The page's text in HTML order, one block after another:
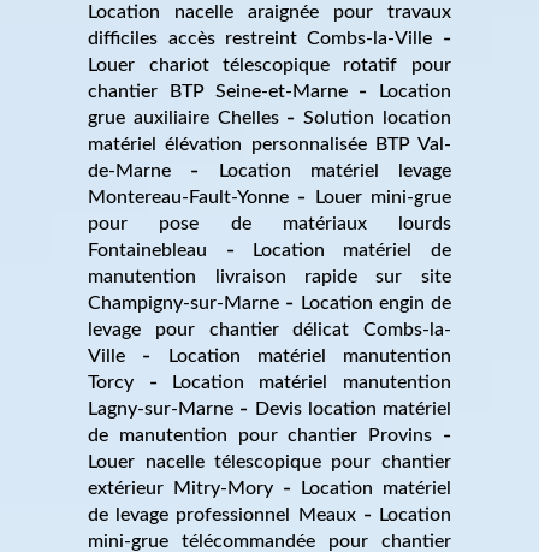
Location nacelle araignée pour travaux
difficiles accès restreint Combs-la-Ville
Louer chariot télescopique rotatif pour
chantier BTP Seine-et-Marne
Location
grue auxiliaire Chelles
Solution location
matériel élévation personnalisée BTP Val-
de-Marne
Location matériel levage
Montereau-Fault-Yonne
Louer mini-grue
pour pose de matériaux lourds
Fontainebleau
Location matériel de
manutention livraison rapide sur site
Champigny-sur-Marne
Location engin de
levage pour chantier délicat Combs-la-
Ville
Location matériel manutention
Torcy
Location matériel manutention
Lagny-sur-Marne
Devis location matériel
de manutention pour chantier Provins
Louer nacelle télescopique pour chantier
extérieur Mitry-Mory
Location matériel
de levage professionnel Meaux
Location
mini-grue télécommandée pour chantier